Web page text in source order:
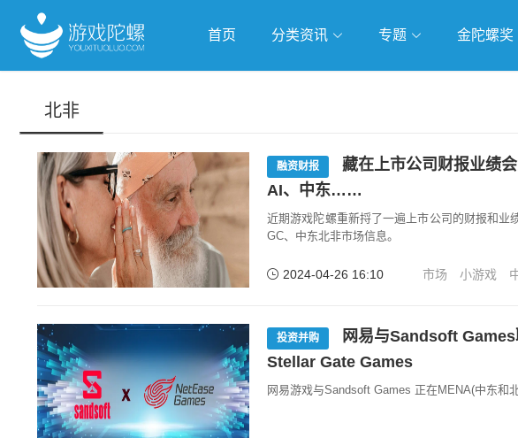
首页 分类资讯 专题 金陀螺奖
北非
融资财报
藏在上市公司财报业绩
AI、中东……
近期游戏陀螺重新捋了一遍上市公司的财报和业
GC、中东北非市场信息。
2024-04-26 16:10 市场 小游戏
投资并购
网易与Sandsoft
Stellar Gate Games
网易游戏与Sandsoft Games 正在MENA(中东和